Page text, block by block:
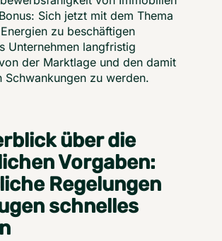
Sich jetzt mit dem Thema
zu beschäftigen
Unternehmen langfristig
der Marktlage und den damit
Schwankungen zu werden.
über die
Vorgaben:
Regelungen
schnelles